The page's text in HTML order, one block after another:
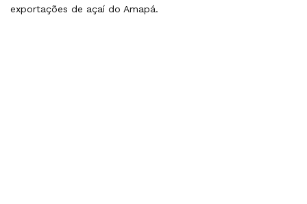
exportações de açaí do Amapá.